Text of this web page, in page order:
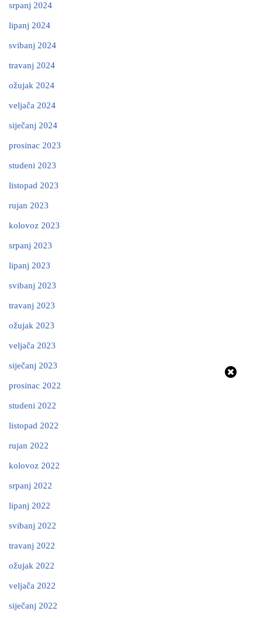
srpanj 2024
lipanj 2024
svibanj 2024
travanj 2024
ožujak 2024
veljača 2024
siječanj 2024
prosinac 2023
studeni 2023
listopad 2023
rujan 2023
kolovoz 2023
srpanj 2023
lipanj 2023
svibanj 2023
travanj 2023
ožujak 2023
veljača 2023
siječanj 2023
prosinac 2022
studeni 2022
listopad 2022
rujan 2022
kolovoz 2022
srpanj 2022
lipanj 2022
svibanj 2022
travanj 2022
ožujak 2022
veljača 2022
siječanj 2022